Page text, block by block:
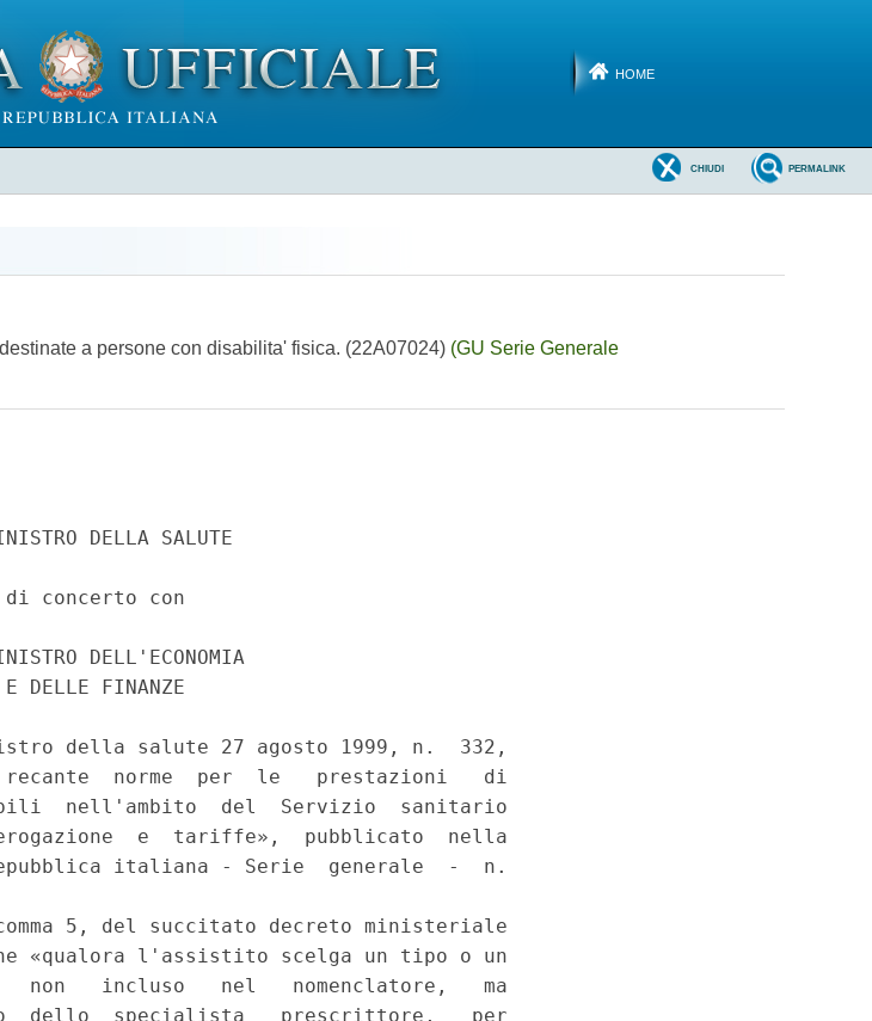
HOME
PERMALINK
CHIUDI
a persone con disabilita' fisica. (22A07024) (GU Serie Generale